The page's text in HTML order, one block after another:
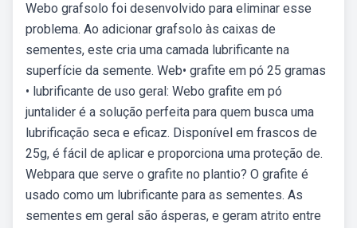
Webo grafsolo foi desenvolvido para eliminar esse
problema. Ao adicionar grafsolo às caixas de
sementes, este cria uma camada lubrificante na
superfície da semente. Web• grafite em pó 25 gramas
• lubrificante de uso geral: Webo grafite em pó
juntalider é a solução perfeita para quem busca uma
lubrificação seca e eficaz. Disponível em frascos de
25g, é fácil de aplicar e proporciona uma proteção de.
Webpara que serve o grafite no plantio? O grafite é
usado como um lubrificante para as sementes. As
sementes em geral são ásperas, e geram atrito entre